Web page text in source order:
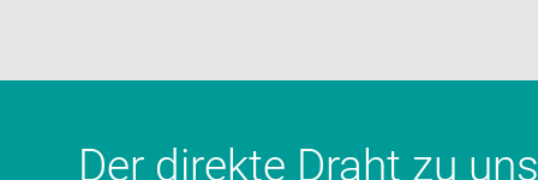
Der direkte Draht zu uns